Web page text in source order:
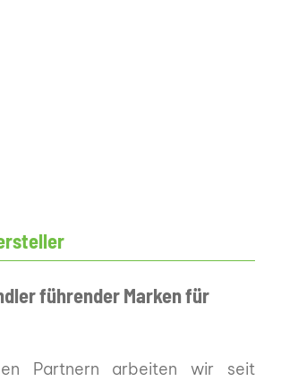
führender Marken für
Partnern arbeiten wir seit